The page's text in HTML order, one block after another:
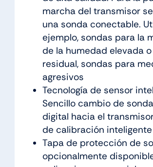
marcha del transmisor
una sonda conectable.
ejemplo, sondas para la
de la humedad elevada
residual, sondas para
agresivos
Tecnología de sensor
Sencillo cambio de
digital hacia el
de calibración inteligente
Tapa de protección de
opcionalmente